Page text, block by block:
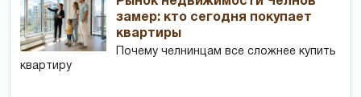
замер: кто сегодня покупает
квартиры
Почему челнинцам все сложнее купить
квартиру